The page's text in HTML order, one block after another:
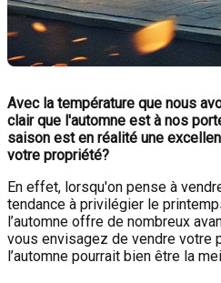
Avec la température que nous
clair que l'automne est à nos
saison est en réalité une
votre propriété?
En effet, lorsqu'on pense à
tendance à privilégier le
l’automne offre de nombreux
vous envisagez de vendre votre
l’automne pourrait bien être la